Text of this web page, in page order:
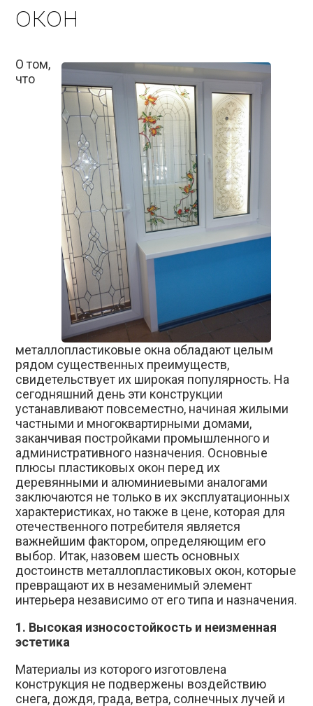
окон
О том,
что
металлопластиковые окна обладают целым
рядом существенных преимуществ,
свидетельствует их широкая популярность. На
сегодняшний день эти конструкции
устанавливают повсеместно, начиная жилыми
частными и многоквартирными домами,
заканчивая постройками промышленного и
административного назначения. Основные
плюсы пластиковых окон перед их
деревянными и алюминиевыми аналогами
заключаются не только в их эксплуатационных
характеристиках, но также в цене, которая для
отечественного потребителя является
важнейшим фактором, определяющим его
выбор. Итак, назовем шесть основных
достоинств металлопластиковых окон, которые
превращают их в незаменимый элемент
интерьера независимо от его типа и назначения.
1. Высокая износостойкость и неизменная
эстетика
Материалы из которого изготовлена
конструкция не подвержены воздействию
снега, дождя, града, ветра, солнечных лучей и